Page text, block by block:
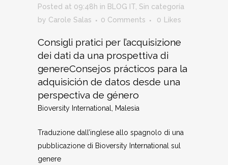
Posted at 09:48h in BLOG IT, Sin categoría
by Carole Salas 0 Comments 0 Likes
Consigli pratici per l’acquisizione
dei dati da una prospettiva di
genereConsejos prácticos para la
adquisición de datos desde una
perspectiva de género
Bioversity International, Malesia
Traduzione dall’inglese allo spagnolo di una
pubblicazione di Bioversity International sul
genere